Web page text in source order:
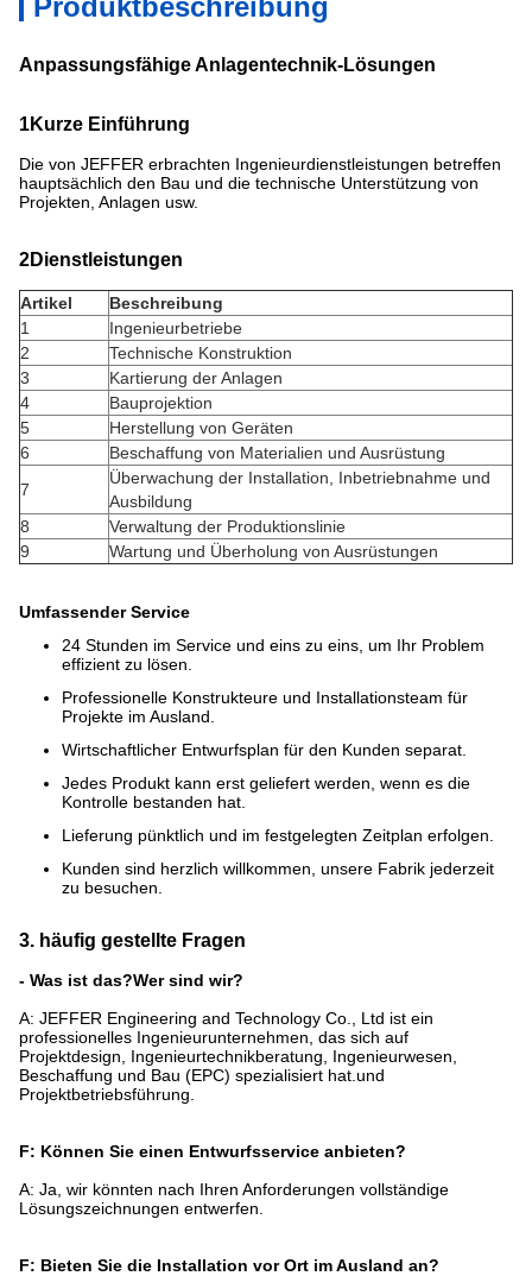
Produktbeschreibung
Anpassungsfähige Anlagentechnik-Lösungen
1Kurze Einführung
Die von JEFFER erbrachten Ingenieurdienstleistungen betreffen
hauptsächlich den Bau und die technische Unterstützung von
Projekten, Anlagen usw.
2Dienstleistungen
Artikel
Beschreibung
1
Ingenieurbetriebe
2
Technische Konstruktion
3
Kartierung der Anlagen
4
Bauprojektion
5
Herstellung von Geräten
6
Beschaffung von Materialien und Ausrüstung
7
Überwachung der Installation, Inbetriebnahme und
Ausbildung
8
Verwaltung der Produktionslinie
9
Wartung und Überholung von Ausrüstungen
Umfassender Service
24 Stunden im Service und eins zu eins, um Ihr Problem
effizient zu lösen.
Professionelle Konstrukteure und Installationsteam für
Projekte im Ausland.
Wirtschaftlicher Entwurfsplan für den Kunden separat.
Jedes Produkt kann erst geliefert werden, wenn es die
Kontrolle bestanden hat.
Lieferung pünktlich und im festgelegten Zeitplan erfolgen.
Kunden sind herzlich willkommen, unsere Fabrik jederzeit
zu besuchen.
3. häufig gestellte Fragen
- Was ist das?Wer sind wir?
A: JEFFER Engineering and Technology Co., Ltd ist ein
professionelles Ingenieurunternehmen, das sich auf
Projektdesign, Ingenieurtechnikberatung, Ingenieurwesen,
Beschaffung und Bau (EPC) spezialisiert hat.und
Projektbetriebsführung.
F: Können Sie einen Entwurfsservice anbieten?
A: Ja, wir könnten nach Ihren Anforderungen vollständige
Lösungszeichnungen entwerfen.
F: Bieten Sie die Installation vor Ort im Ausland an?